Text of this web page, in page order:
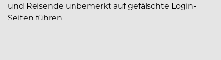
und Reisende unbemerkt auf gefälschte Login-
Seiten führen.